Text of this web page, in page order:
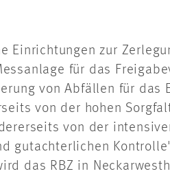
Einrichtungen zur
für das
von Abfällen für das
von der hohen
von der
gutachterlichen
das RBZ in